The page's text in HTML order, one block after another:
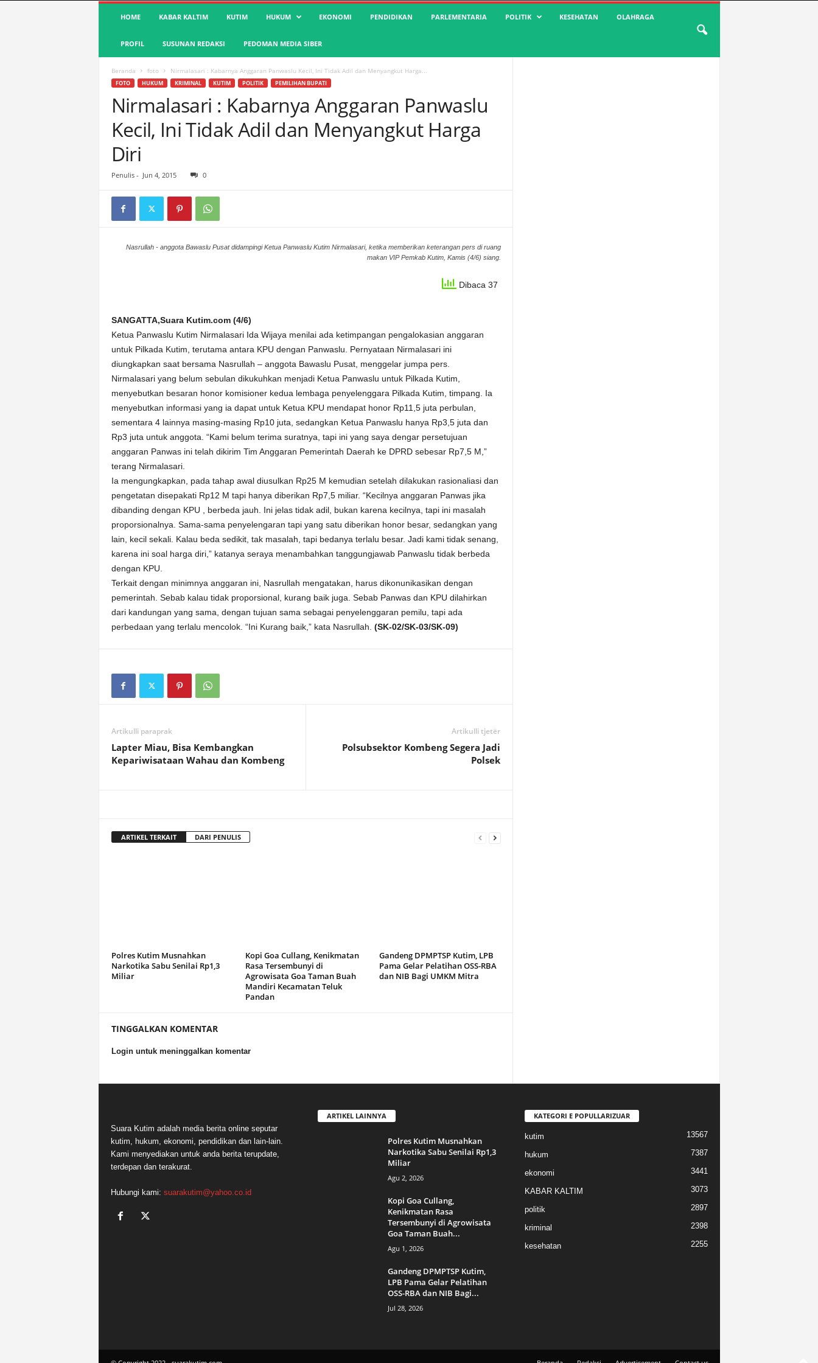
S
a
HOME KABAR KALTIM KUTIM HUKUM EKONOMI PENDIDIKAN PARLEMENTARIA POLITIK KESEHATAN OLAHRAGA
PROFIL SUSUNAN REDAKSI PEDOMAN MEDIA SIBER
Beranda foto Nirmalasari : Kabarnya Anggaran Panwaslu Kecil, Ini Tidak Adil dan Menyangkut Harga...
FOTO HUKUM KRIMINAL KUTIM POLITIK PEMILIHAN BUPATI
Nirmalasari : Kabarnya Anggaran Panwaslu
Kecil, Ini Tidak Adil dan Menyangkut Harga
Diri
Penulis - Jun 4, 2015 0
Nasrullah - anggota Bawaslu Pusat didampingi Ketua Panwaslu Kutim Nirmalasari, ketika memberikan keterangan pers di ruang
makan VIP Pemkab Kutim, Kamis (4/6) siang.
Dibaca 37
SANGATTA,Suara Kutim.com (4/6)
Ketua Panwaslu Kutim Nirmalasari Ida Wijaya menilai ada ketimpangan pengalokasian anggaran
untuk Pilkada Kutim, terutama antara KPU dengan Panwaslu. Pernyataan Nirmalasari ini
diungkapkan saat bersama Nasrullah – anggota Bawaslu Pusat, menggelar jumpa pers.
Nirmalasari yang belum sebulan dikukuhkan menjadi Ketua Panwaslu untuk Pilkada Kutim,
menyebutkan besaran honor komisioner kedua lembaga penyelenggara Pilkada Kutim, timpang. Ia
menyebutkan informasi yang ia dapat untuk Ketua KPU mendapat honor Rp11,5 juta perbulan,
sementara 4 lainnya masing-masing Rp10 juta, sedangkan Ketua Panwaslu hanya Rp3,5 juta dan
Rp3 juta untuk anggota. “Kami belum terima suratnya, tapi ini yang saya dengar persetujuan
anggaran Panwas ini telah dikirim Tim Anggaran Pemerintah Daerah ke DPRD sebesar Rp7,5 M,”
terang Nirmalasari.
Ia mengungkapkan, pada tahap awal diusulkan Rp25 M kemudian setelah dilakukan rasionaliasi dan
pengetatan disepakati Rp12 M tapi hanya diberikan Rp7,5 miliar. “Kecilnya anggaran Panwas jika
dibanding dengan KPU , berbeda jauh. Ini jelas tidak adil, bukan karena kecilnya, tapi ini masalah
proporsionalnya. Sama-sama penyelengaran tapi yang satu diberikan honor besar, sedangkan yang
lain, kecil sekali. Kalau beda sedikit, tak masalah, tapi bedanya terlalu besar. Jadi kami tidak senang,
karena ini soal harga diri,” katanya seraya menambahkan tanggungjawab Panwaslu tidak berbeda
dengan KPU.
Terkait dengan minimnya anggaran ini, Nasrullah mengatakan, harus dikonunikasikan dengan
pemerintah. Sebab kalau tidak proporsional, kurang baik juga. Sebab Panwas dan KPU dilahirkan
dari kandungan yang sama, dengan tujuan sama sebagai penyelenggaran pemilu, tapi ada
perbedaan yang terlalu mencolok. “Ini Kurang baik,” kata Nasrullah. (SK-02/SK-03/SK-09)
Artikulli paraprak
Lapter Miau, Bisa Kembangkan
Kepariwisataan Wahau dan Kombeng
Artikulli tjetër
Polsubsektor Kombeng Segera Jadi
Polsek
ARTIKEL TERKAIT DARI PENULIS
Polres Kutim Musnahkan
Narkotika Sabu Senilai Rp1,3
Miliar
Kopi Goa Cullang, Kenikmatan
Rasa Tersembunyi di
Agrowisata Goa Taman Buah
Mandiri Kecamatan Teluk
Pandan
Gandeng DPMPTSP Kutim, LPB
Pama Gelar Pelatihan OSS-RBA
dan NIB Bagi UMKM Mitra
TINGGALKAN KOMENTAR
Login untuk meninggalkan komentar
Suara Kutim adalah media berita online seputar
kutim, hukum, ekonomi, pendidikan dan lain-lain.
Kami menyediakan untuk anda berita terupdate,
terdepan dan terakurat.
Hubungi kami: suarakutim@yahoo.co.id
ARTIKEL LAINNYA
Polres Kutim Musnahkan
Narkotika Sabu Senilai Rp1,3
Miliar
Agu 2, 2026
Kopi Goa Cullang,
Kenikmatan Rasa
Tersembunyi di Agrowisata
Goa Taman Buah...
Agu 1, 2026
Gandeng DPMPTSP Kutim,
LPB Pama Gelar Pelatihan
OSS-RBA dan NIB Bagi...
Jul 28, 2026
KATEGORI E POPULLARIZUAR
kutim 13567
hukum 7387
ekonomi 3441
KABAR KALTIM 3073
politik 2897
kriminal 2398
kesehatan 2255